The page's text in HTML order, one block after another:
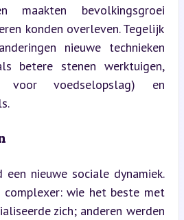
maakten bevolkingsgroei
konden overleven. Tegelijk
nieuwe technieken
betere stenen werktuigen,
voor voedselopslag) en
een nieuwe sociale dynamiek.
complexer: wie het beste met
zich; anderen werden